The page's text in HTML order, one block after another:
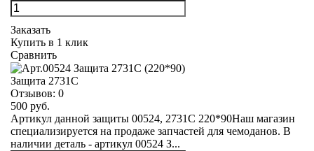
Заказать
Купить в 1 клик
Сравнить
Защита 2731С
Отзывов: 0
500 руб.
Артикул данной защиты 00524, 2731С 220*90Наш магазин
специализируется на продаже запчастей для чемоданов. В
наличии деталь - артикул 00524 З...